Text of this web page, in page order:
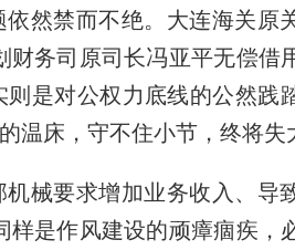
然禁而不绝。大连海关原
务司原司长冯亚平无偿借
是对公权力底线的公然践
温床，守不住小节，终将失
械要求增加业务收入、导
是作风建设的顽瘴痼疾，